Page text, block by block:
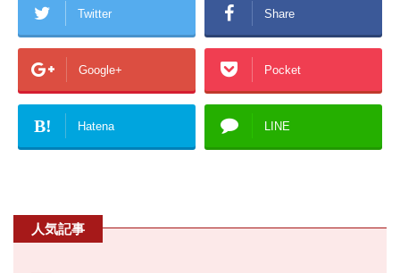
Twitter Share
Google+ Pocket
B! Hatena LINE
人気記事